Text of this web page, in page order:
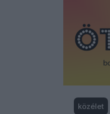
közélet